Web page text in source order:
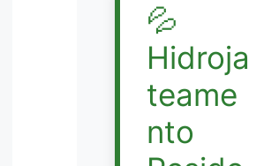
💦
Hidroja
teame
nto